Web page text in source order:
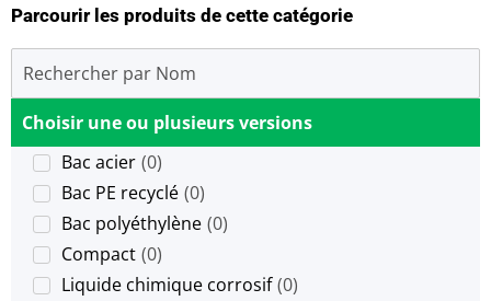
Parcourir les produits de cette catégorie
Choisir une ou plusieurs versions
Bac acier (0)
Bac PE recyclé (0)
Bac polyéthylène (0)
Compact (0)
Liquide chimique corrosif (0)